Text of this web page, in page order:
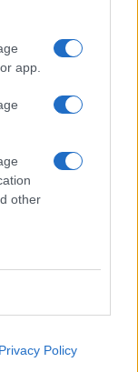
app.
other
Privacy Policy
bodo do
- Območje Sv.
Prevalje
- Območje Orlice